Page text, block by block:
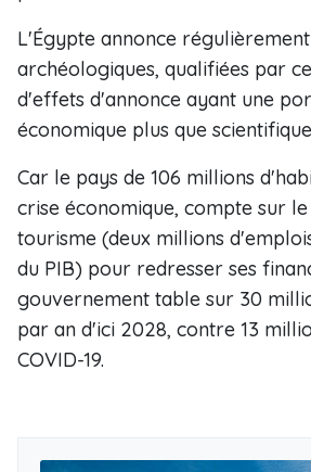
L'Égypte annonce
archéologiques, qualifiées par
d'effets d'annonce ayant une
économique plus que
Car le pays de 106 millions
crise économique, compte sur
tourisme (deux millions
du PIB) pour redresser ses
gouvernement table sur 30
par an d'ici 2028, contre 13
COVID-19.